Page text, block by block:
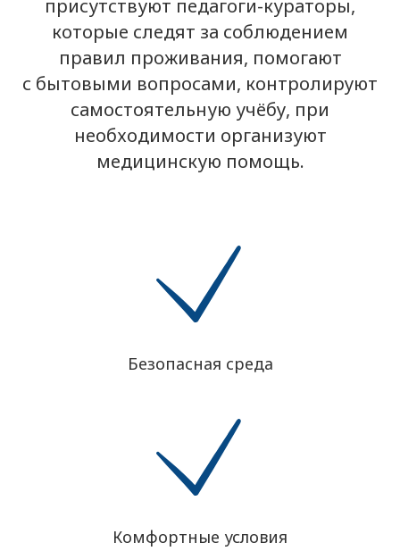
присутствуют педагоги-кураторы,
которые следят за соблюдением
правил проживания, помогают
с бытовыми вопросами, контролируют
самостоятельную учёбу, при
необходимости организуют
медицинскую помощь.
Безопасная среда
Комфортные условия